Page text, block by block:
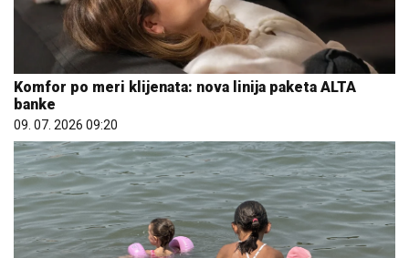
Komfor po meri klijenata: nova linija paketa ALTA
banke
09. 07. 2026 09:20